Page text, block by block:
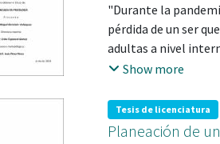
484103
"Durante la
pérdida de un ser
adultas a nivel
actuales
manifestaciones
el duelo. Dichos
Show more
Tesis de licenciatura
Planeación de